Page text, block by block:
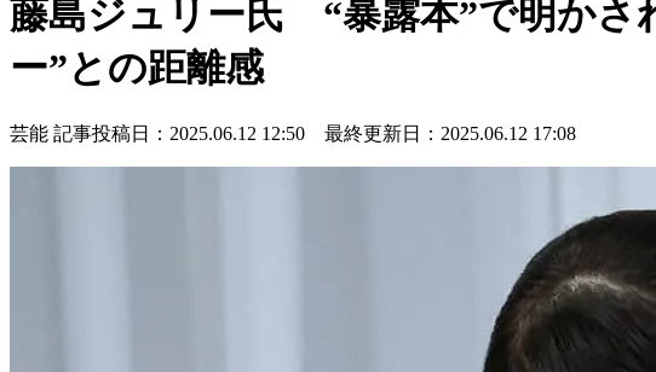
藤島ジュリー氏 “暴露本”で明かさ
ー”との距離感
芸能 記事投稿日：2025.06.12 12:50 最終更新日：2025.06.12 17:08